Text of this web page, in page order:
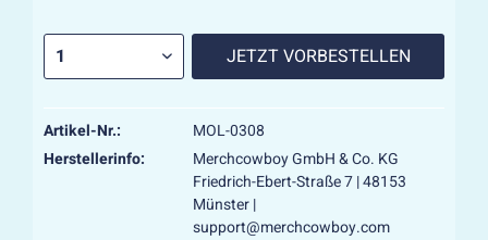
JETZT VORBESTELLEN
Artikel-Nr.:
MOL-0308
Herstellerinfo:
Merchcowboy GmbH & Co. KG
Friedrich-Ebert-Straße 7 | 48153
Münster |
support@merchcowboy.com